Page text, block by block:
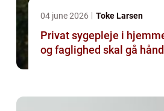
04 june 2026 Toke Larsen
Privat sygepleje i hjemmet når
og faglighed skal gå